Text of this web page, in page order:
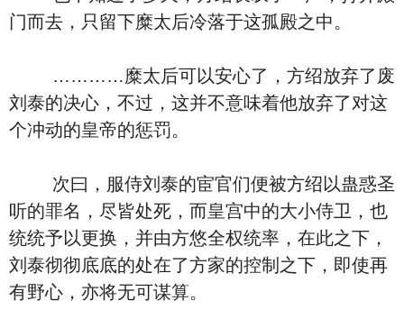
门而去，只留下糜太后冷落于这孤殿之中。
…………糜太后可以安心了，方绍放弃了废
刘泰的决心，不过，这并不意味着他放弃了对这
个冲动的皇帝的惩罚。
次曰，服侍刘泰的宦官们便被方绍以蛊惑圣
听的罪名，尽皆处死，而皇宫中的大小侍卫，也
统统予以更换，并由方悠全权统率，在此之下，
刘泰彻彻底底的处在了方家的控制之下，即使再
有野心，亦将无可谋算。